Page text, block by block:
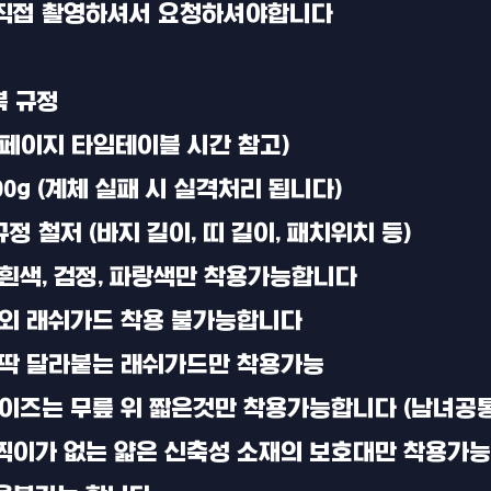
접 촬영하셔서 요청하셔야합니다
규정
이지 타임테이블 시간 참고)
(계체 실패 시 실격처리 됩니다)
철저 (바지 길이, 띠 길이, 패치위치 등)
색, 검정, 파랑색만 착용가능합니다
래쉬가드 착용 불가능합니다
달라붙는 래쉬가드만 착용가능
즈는 무릎 위 짧은것만 착용가능합니다 (남녀공
이가 없는 얇은 신축성 소재의 보호대만 착용가